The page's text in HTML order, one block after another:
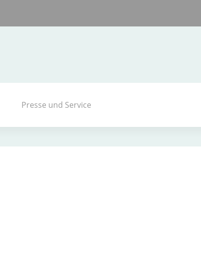
Presse und Service